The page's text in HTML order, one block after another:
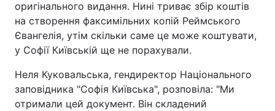
оригінального видання. Нині триває збір коштів
на створення факсимільних копій Реймського
Євангелія, утім скільки саме це може коштувати,
у Софії Київській ще не порахували.
Неля Куковальська, гендиректор Національного
заповідника "Софія Київська", розповіла: "Ми
отримали цей документ. Він складений